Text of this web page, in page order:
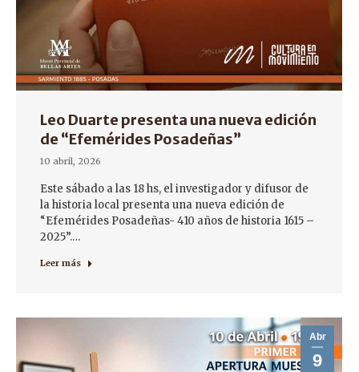
Leo Duarte presenta una nueva edición
de “Efemérides Posadeñas”
10 abril, 2026
Este sábado a las 18 hs, el investigador y difusor de
la historia local presenta una nueva edición de
“Efemérides Posadeñas- 410 años de historia 1615 –
2025”.…
Leer más
Abr
9